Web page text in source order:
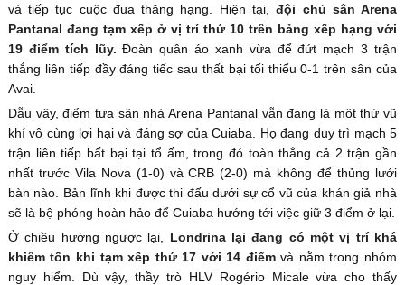
và tiếp tục cuộc đua thăng hạng. Hiện tại,đội chủ sân Arena
Pantanal đang tạm xếp ở vị trí thứ 10 trên bảng xếp hạng với
19 điểm tích lũy.Đoàn quân áo xanh vừa để đứt mạch 3 trận
thắng liên tiếp đầy đáng tiếc sau thất bại tối thiểu 0-1 trên sân của
Avai.
Dẫu vậy, điểm tựa sân nhà Arena Pantanal vẫn đang là một thứ vũ
khí vô cùng lợi hại và đáng sợ của Cuiaba. Họ đang duy trì mạch 5
trận liên tiếp bất bại tại tổ ấm, trong đó toàn thắng cả 2 trận gần
nhất trước Vila Nova (1-0) và CRB (2-0) mà không để thủng lưới
bàn nào. Bản lĩnh khi được thi đấu dưới sự cổ vũ của khán giả nhà
sẽ là bệ phóng hoàn hảo để Cuiaba hướng tới việc giữ 3 điểm ở lại.
Ở chiều hướng ngược lại, Londrina lại đang có một vị trí khá
khiêm tốn khi tạm xếp thứ 17 với 14 điểmvà nằm trong nhóm
nguy hiểm. Dù vậy, thầy trò HLV Rogério Micale vừa cho thấy